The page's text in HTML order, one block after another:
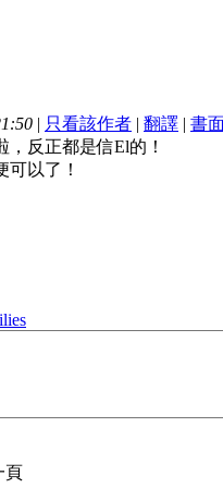
| 只看該作者 | 翻譯 | 書
，反正都是信El的！
可以了！
頁